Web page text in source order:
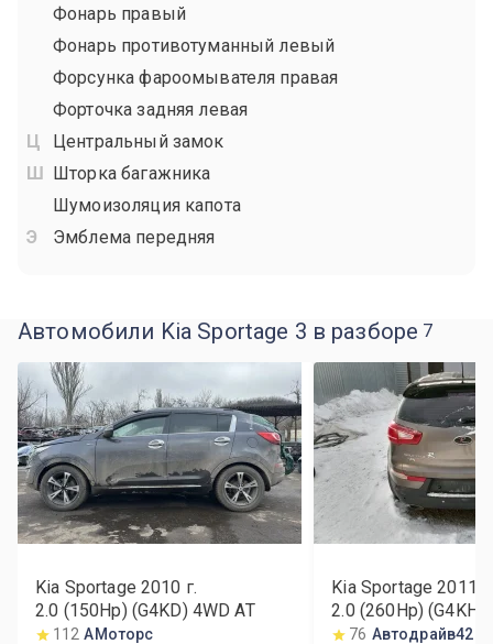
Фонарь правый
Фонарь противотуманный левый
Форсунка фароомывателя правая
Форточка задняя левая
Центральный замок
Шторка багажника
Шумоизоляция капота
Эмблема передняя
Автомобили Kia Sportage 3 в разборе 7
Kia Sportage 2010 г.
2.0 (150Hp) (G4KD) 4WD AT
112 АМоторс
Kia Sportage 2011
2.0 (260Hp) (G4KH)
76 Автодрайв42